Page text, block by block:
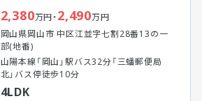
2,380万円・2,490万円
岡山県岡山市 中区江並字七割28番13の一
部(地番)
山陽本線「岡山」駅バス32分「三蟠郵便局
北」バス停徒歩10分
4LDK